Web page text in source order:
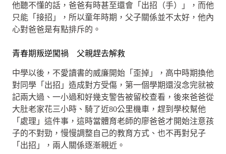
他聽不懂的話，爸爸有時甚至還會「出招（手）」，而他
只能「接招」，所以童年時期，父子關係並不太好，他內
心對爸爸是有點排斥的。
青春期叛逆闖禍 父親趕去解救
中學以後，不愛讀書的威廉開始「歪掉」，高中時期換他
對同學「出招」造成對方受傷，第一個學期還沒念完就被
記兩大過、一小過和好幾支警告被留校查看，後來爸爸從
大肚老家花三小時、騎了近80公里機車，趕到學校幫他
「處理」這件事，這時當體育老師的廖爸爸才開始注意孩
子的不對勁，慢慢調整自己的教育方式、也不再對兒子
「出招」，兩人關係逐漸親近。